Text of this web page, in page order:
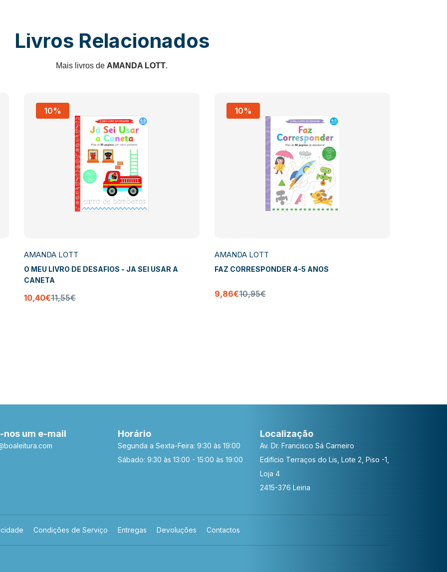
Livros Relacionados
Mais livros de AMANDA LOTT.
10%
AMANDA LOTT
O MEU LIVRO DE DESAFIOS - JA SEI USAR A
CANETA
10,40€11,55€
10%
AMANDA LOTT
FAZ CORRESPONDER 4-5 ANOS
9,86€10,95€
nos um e-mail Horário
Segunda a Sexta-Feira: 9:30 às 19:00
Sábado: 9:30 às 13:00 - 15:00 às 19:00
Localização
Av. Dr. Francisco Sá Carneiro
Edifício Terraços do Lis, Lote 2, Piso -1,
Loja 4
2415-376 Leiria
Condições de Serviço Entregas Devoluções Contactos